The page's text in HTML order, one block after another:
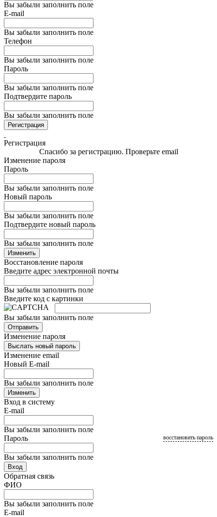
Вы забыли заполнить поле
E-mail
Вы забыли заполнить поле
Телефон
Вы забыли заполнить поле
Пароль
Вы забыли заполнить поле
Подтвердите пароль
Вы забыли заполнить поле
Регистрация
Регистрация
Спасибо за регистрацию. Проверьте email
Изменение пароля
Пароль
Вы забыли заполнить поле
Новый пароль
Вы забыли заполнить поле
Подтвердите новый пароль
Вы забыли заполнить поле
Изменить
Восстановление пароля
Введите адрес электронной почты
Вы забыли заполнить поле
Введите код с картинки
Вы забыли заполнить поле
Отправить
Изменение пароля
Выслать новый пароль
Изменение email
Новый E-mail
Вы забыли заполнить поле
Изменить
Вход в систему
E-mail
Вы забыли заполнить поле
Пароль
Вы забыли заполнить поле
восстановить пароль
Вход
Обратная связь
ФИО
Вы забыли заполнить поле
E-mail